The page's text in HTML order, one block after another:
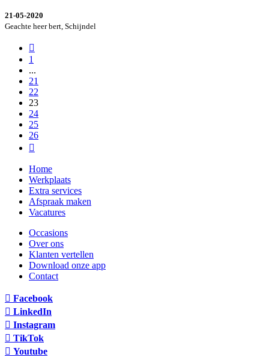
21-05-2020
Geachte heer bert, Schijndel
1
...
21
22
23
24
25
26
Home
Werkplaats
Extra services
Afspraak maken
Vacatures
Occasions
Over ons
Klanten vertellen
Download onze app
Contact
Facebook
LinkedIn
Instagram
TikTok
Youtube